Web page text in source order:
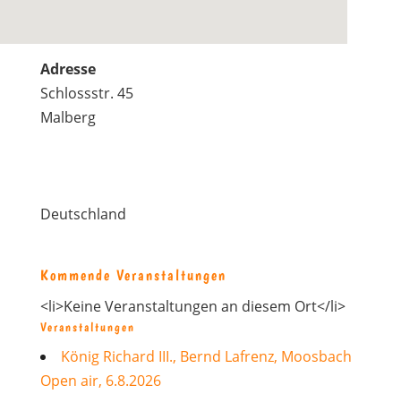
Adresse
Schlossstr. 45
Malberg
Deutschland
Kommende Veranstaltungen
<li>Keine Veranstaltungen an diesem Ort</li>
Veranstaltungen
König Richard III., Bernd Lafrenz, Moosbach
Open air, 6.8.2026